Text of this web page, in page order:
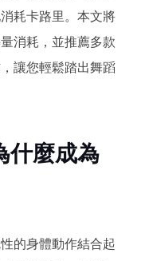
耗卡路里。本文將
消耗，並推薦多款
讓您輕鬆踏出舞蹈
什麼成為
的身體動作結合起